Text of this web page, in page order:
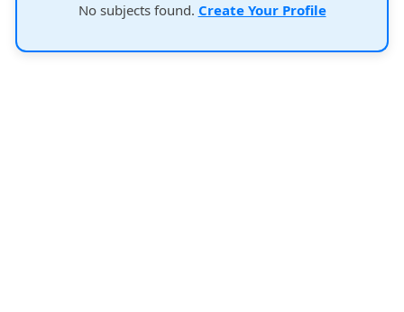
No subjects found. Create Your Profile